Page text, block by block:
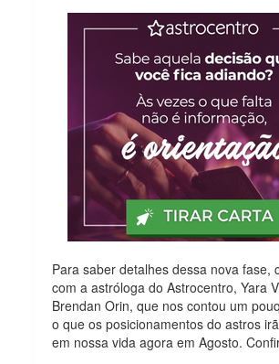
Para saber detalhes dessa nova fase,
com a astróloga do Astrocentro, Yara
Brendan Orin, que nos contou um
o que os posicionamentos do astros
em nossa vida agora em Agosto.